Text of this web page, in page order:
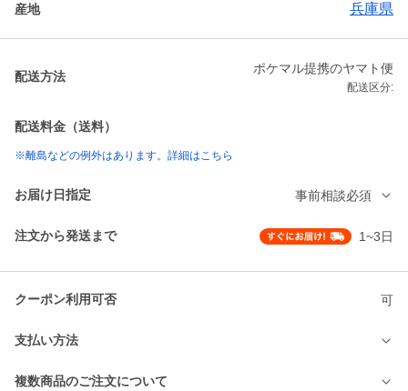
産地 兵庫県
配送方法
ポケマル提携のヤマト便
配送区分:
配送料金（送料）
※離島などの例外はあります。詳細はこちら
お届け日指定 事前相談必須
注文から発送まで 1~3日
クーポン利用可否 可
支払い方法
複数商品のご注文について